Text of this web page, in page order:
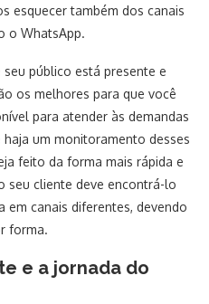
esquecer também dos canais
o WhatsApp.
público está presente e
os melhores para que você
para atender às demandas
um monitoramento desses
feito da forma mais rápida e
seu cliente deve encontrá-lo
em canais diferentes, devendo
forma.
e a jornada do